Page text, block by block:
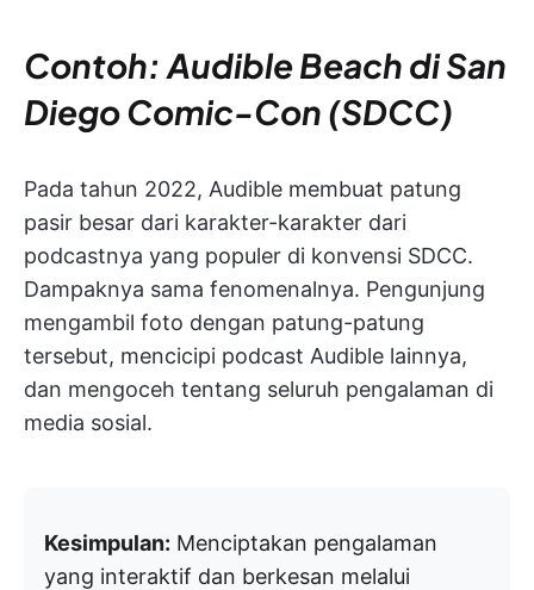
Contoh: Audible Beach di San
Diego Comic-Con (SDCC)
Pada tahun 2022, Audible membuat patung
pasir besar dari karakter-karakter dari
podcastnya yang populer di konvensi SDCC.
Dampaknya sama fenomenalnya. Pengunjung
mengambil foto dengan patung-patung
tersebut, mencicipi podcast Audible lainnya,
dan mengoceh tentang seluruh pengalaman di
media sosial.
Kesimpulan: Menciptakan pengalaman
yang interaktif dan berkesan melalui